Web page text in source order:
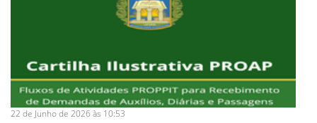
22 de Junho de 2026 às 10:53